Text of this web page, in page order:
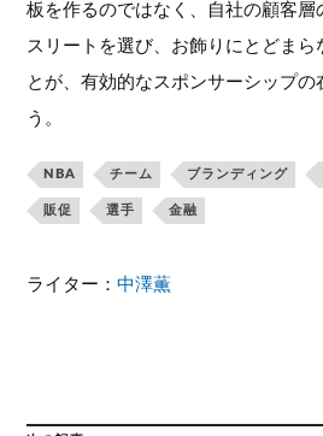
板を作るのではなく、自社の顧客層
スリートを選び、お飾りにとどまら
とが、有効的なスポンサーシップの
う。
NBA チーム ブランディング
販促 選手 金融
ライター：中澤薫